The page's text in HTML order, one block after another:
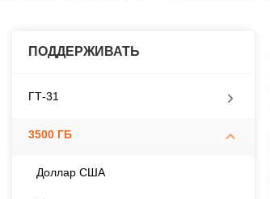
ПОДДЕРЖИВАТЬ
ГТ-31
3500 ГБ
Доллар США